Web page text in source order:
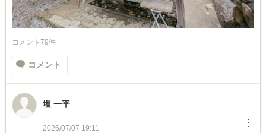
コメント79件
コメント
塩 一平
2026/07/07 19:11 ︙